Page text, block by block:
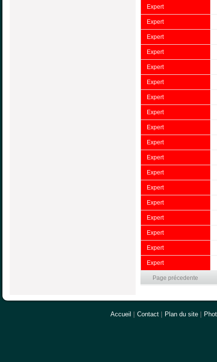
Expert
Expert
Expert
Expert
Expert
Expert
Expert
Expert
Expert
Expert
Expert
Expert
Expert
Expert
Expert
Expert
Expert
Expert
Page précedente
Accueil Contact Plan du site